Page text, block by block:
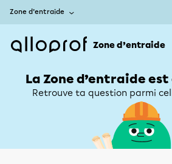
Zone d’entraide
Zone d’entraide
La Zone d’entraide
Retrouve ta question parmi